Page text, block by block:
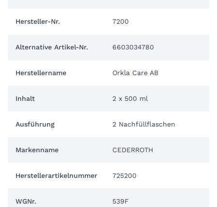
Hersteller-Nr. 7200
Alternative Artikel-Nr. 6603034780
Herstellername Orkla Care AB
Inhalt 2 x 500 ml
Ausführung 2 Nachfüllflaschen
Markenname CEDERROTH
Herstellerartikelnummer 725200
WGNr. 539F